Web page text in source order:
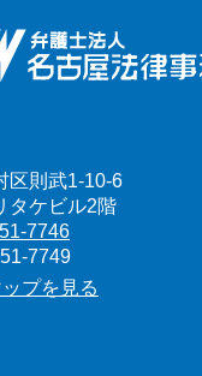
区則武1-10-6
タケビル2階
7746
7749
プを見る